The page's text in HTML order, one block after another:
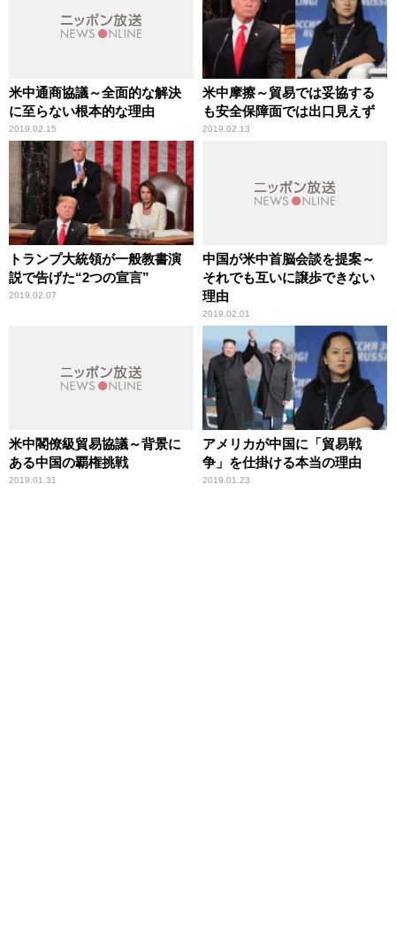
米中通商協議～全面的な解決
に至らない根本的な理由
2019.02.15
米中摩擦～貿易では妥協する
も安全保障面では出口見えず
2019.02.13
トランプ大統領が一般教書演
説で告げた“2つの宣言”
2019.02.07
中国が米中首脳会談を提案～
それでも互いに譲歩できない
理由
2019.02.01
米中閣僚級貿易協議～背景に
ある中国の覇権挑戦
2019.01.31
アメリカが中国に「貿易戦
争」を仕掛ける本当の理由
2019.01.23